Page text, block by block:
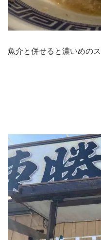
魚介と併せると濃いめの